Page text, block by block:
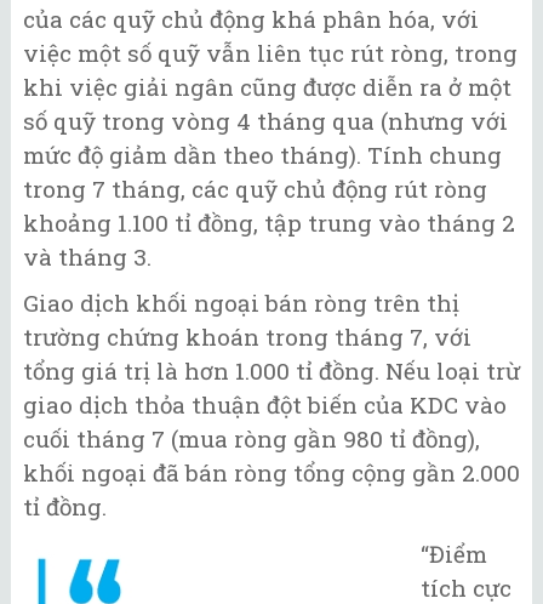
của các quỹ chủ động khá phân hóa, với
việc một số quỹ vẫn liên tục rút ròng, trong
khi việc giải ngân cũng được diễn ra ở một
số quỹ trong vòng 4 tháng qua (nhưng với
mức độ giảm dần theo tháng). Tính chung
trong 7 tháng, các quỹ chủ động rút ròng
khoảng 1.100 tỉ đồng, tập trung vào tháng 2
và tháng 3.
Giao dịch khối ngoại bán ròng trên thị
trường chứng khoán trong tháng 7, với
tổng giá trị là hơn 1.000 tỉ đồng. Nếu loại trừ
giao dịch thỏa thuận đột biến của KDC vào
cuối tháng 7 (mua ròng gần 980 tỉ đồng),
khối ngoại đã bán ròng tổng cộng gần 2.000
tỉ đồng.
“Điểm
tích cực